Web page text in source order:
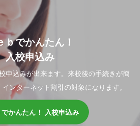
ｂでかんたん！
入校申込み
申込みが出来ます。来校後の手続きが簡
ンターネット割引の対象になります。
でかんたん！ 入校申込み